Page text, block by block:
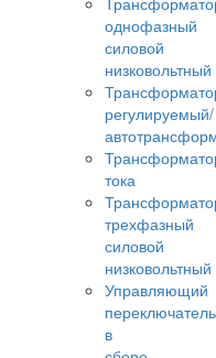
однофазный
силовой
низковольтный
регулируемый/
тока
трехфазный
силовой
низковольтный
Управляющий
переключатель
в